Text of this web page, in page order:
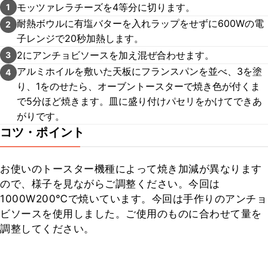
1 モッツァレラチーズを4等分に切ります。
2
耐熱ボウルに有塩バターを入れラップをせずに600Wの電
子レンジで20秒加熱します。
3 2にアンチョビソースを加え混ぜ合わせます。
4
アルミホイルを敷いた天板にフランスパンを並べ、3を塗
り、1をのせたら、オーブントースターで焼き色が付くま
で5分ほど焼きます。皿に盛り付けパセリをかけてできあ
がりです。
コツ・ポイント
お使いのトースター機種によって焼き加減が異なります
ので、様子を見ながらご調整ください。今回は
1000W200℃で焼いています。今回は手作りのアンチョ
ビソースを使用しました。ご使用のものに合わせて量を
調整してください。